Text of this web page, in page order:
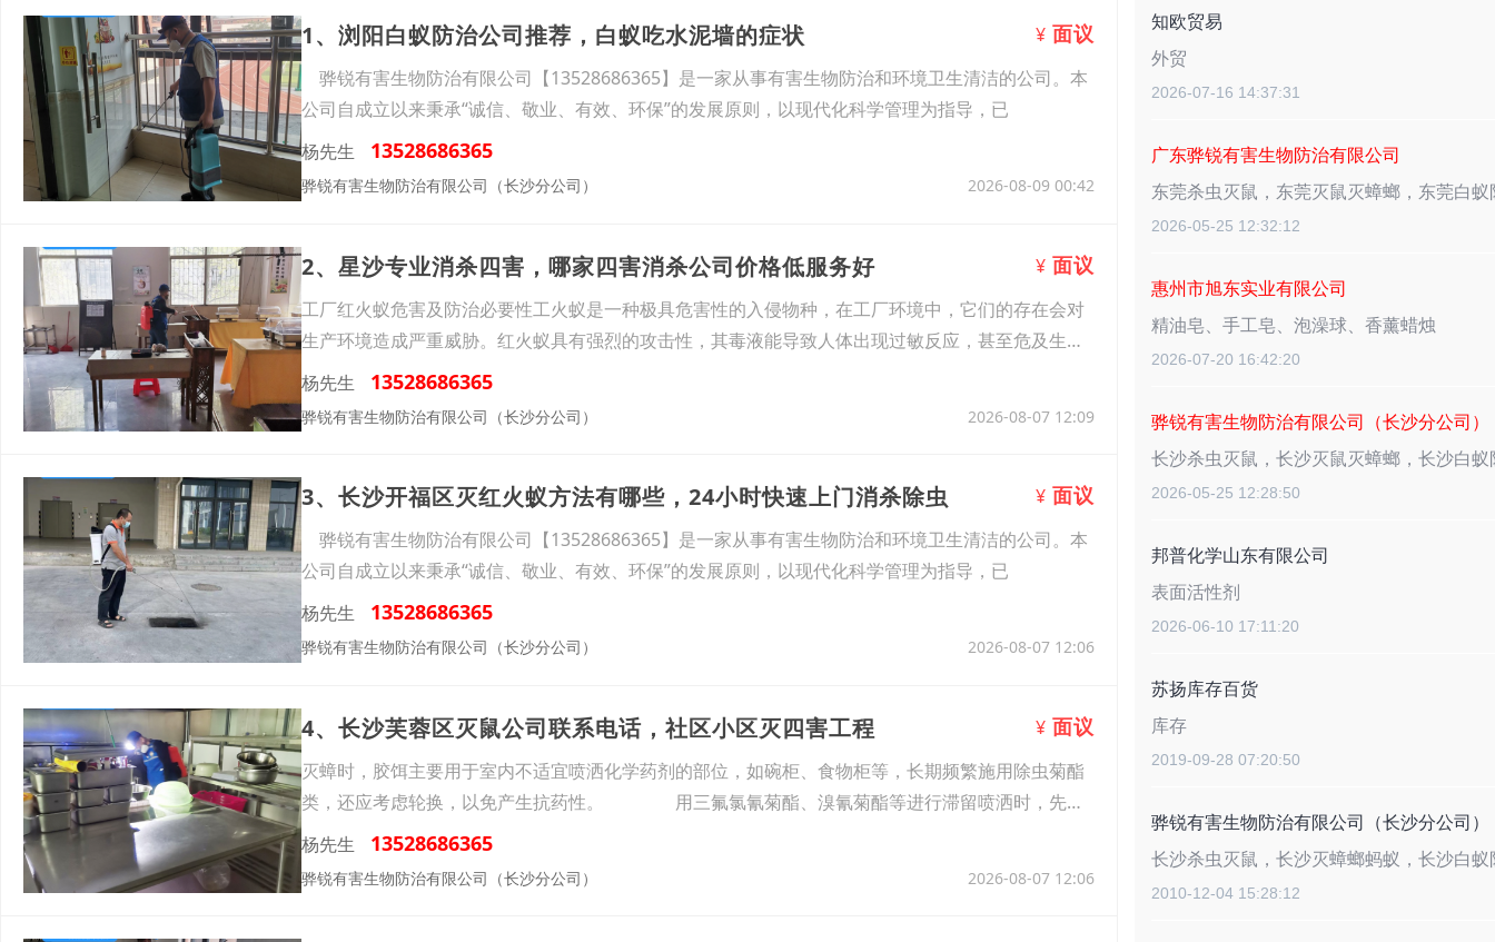
1、浏阳白蚁防治公司推荐，白蚁吃水泥墙的症状 ¥ 面议
骅锐有害生物防治有限公司【13528686365】是一家从事有害生物防治和环境卫生清洁的公司。本
公司自成立以来秉承“诚信、敬业、有效、环保”的发展原则，以现代化科学管理为指导，已
杨先生 13528686365
骅锐有害生物防治有限公司（长沙分公司） 2026-08-09 00:42
2、星沙专业消杀四害，哪家四害消杀公司价格低服务好 ¥ 面议
工厂红火蚁危害及防治必要性工火蚁是一种极具危害性的入侵物种，在工厂环境中，它们的存在会对
生产环境造成严重威胁。红火蚁具有强烈的攻击性，其毒液能导致人体出现过敏反应，甚至危及生
命，这
杨先生 13528686365
骅锐有害生物防治有限公司（长沙分公司） 2026-08-07 12:09
3、长沙开福区灭红火蚁方法有哪些，24小时快速上门消杀除虫 ¥ 面议
骅锐有害生物防治有限公司【13528686365】是一家从事有害生物防治和环境卫生清洁的公司。本
公司自成立以来秉承“诚信、敬业、有效、环保”的发展原则，以现代化科学管理为指导，已
杨先生 13528686365
骅锐有害生物防治有限公司（长沙分公司） 2026-08-07 12:06
4、长沙芙蓉区灭鼠公司联系电话，社区小区灭四害工程 ¥ 面议
灭蟑时，胶饵主要用于室内不适宜喷洒化学药剂的部位，如碗柜、食物柜等，长期频繁施用除虫菊酯
类，还应考虑轮换，以免产生抗药性。 用三氟氯氰菊酯、溴氰菊酯等进行滞留喷洒时，先在
门、
杨先生 13528686365
骅锐有害生物防治有限公司（长沙分公司） 2026-08-07 12:06
知欧贸易
外贸
2026-07-16 14:37:31
广东骅锐有害生物防治有限公司
东莞杀虫灭鼠，东莞灭鼠灭蟑螂，东莞白蚁
2026-05-25 12:32:12
惠州市旭东实业有限公司
精油皂、手工皂、泡澡球、香薰蜡烛
2026-07-20 16:42:20
骅锐有害生物防治有限公司（长沙分公司）
长沙杀虫灭鼠，长沙灭鼠灭蟑螂，长沙白蚁
2026-05-25 12:28:50
邦普化学山东有限公司
表面活性剂
2026-06-10 17:11:20
苏扬库存百货
库存
2019-09-28 07:20:50
骅锐有害生物防治有限公司（长沙分公司）
长沙杀虫灭鼠，长沙灭蟑螂蚂蚁，长沙白蚁
2010-12-04 15:28:12